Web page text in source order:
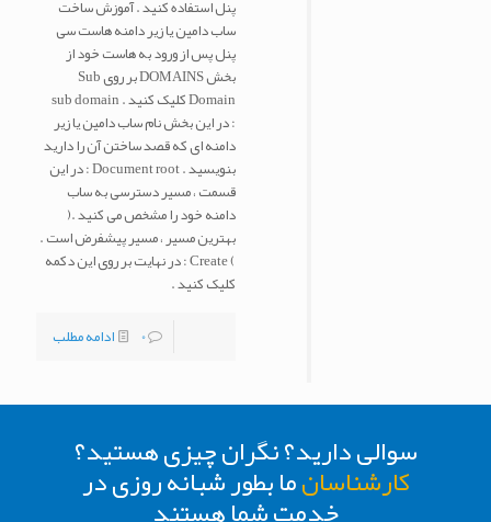
پنل استفاده کنید . آموزش ساخت
ساب دامین یا زیر دامنه هاست سی
پنل پس از ورود به هاست خود از
بخش DOMAINS بر روی Sub
Domain کلیک کنید . sub domain
: در این بخش نام ساب دامین یا زیر
دامنه ای که قصد ساختن آن را دارید
بنویسید . Document root : در این
قسمت ، مسیر دسترسی به ساب
دامنه خود را مشخص می کنید .(
بهترین مسیر ، مسیر پیشفرض است .
) Create : در نهایت بر روی این دکمه
کلیک کنید .
0
ادامه مطلب
سوالی دارید؟ نگران چیزی هستید؟
کارشناسانما بطور شبانه روزی در